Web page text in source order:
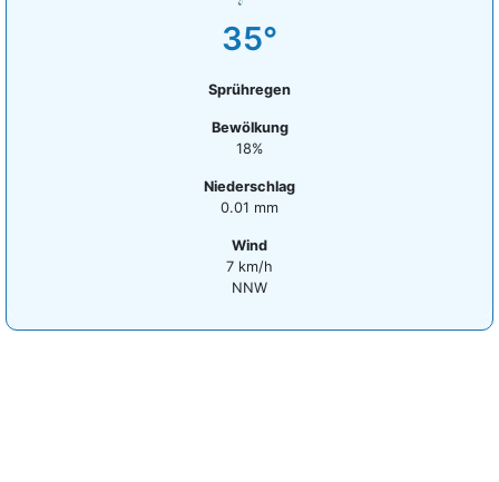
35°
Sprühregen
Bewölkung
18%
Niederschlag
0.01 mm
Wind
7 km/h
NNW